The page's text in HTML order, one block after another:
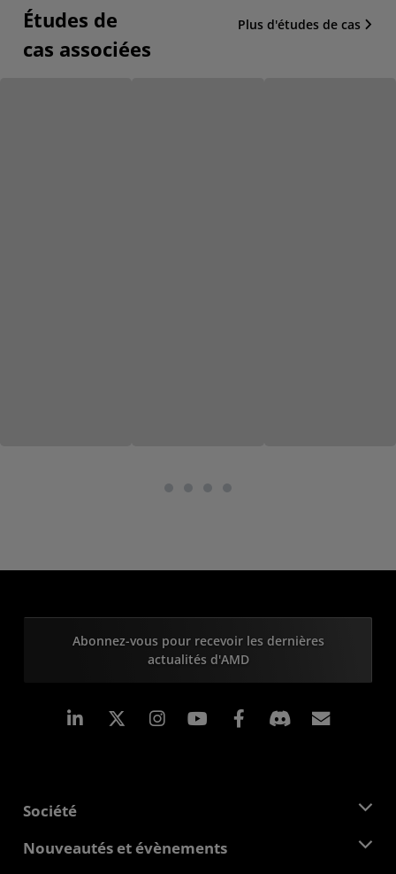
Études de
cas associées
Plus d'études de cas
Abonnez-vous pour recevoir les dernières
actualités d'AMD
LinkedIn Instagram Facebook
Société
À propos d'AMD
Nouveautés et évènements